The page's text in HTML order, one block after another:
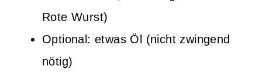
Rote Wurst)
Optional: etwas Öl (nicht zwingend
nötig)